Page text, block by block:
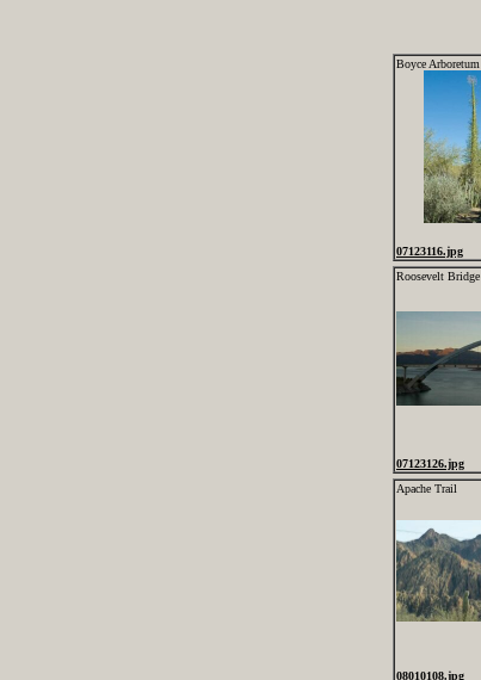
Boyce Arboretum
07123116.jpg
Roosevelt Bridge
07123126.jpg
Apache Trail
08010108.jpg